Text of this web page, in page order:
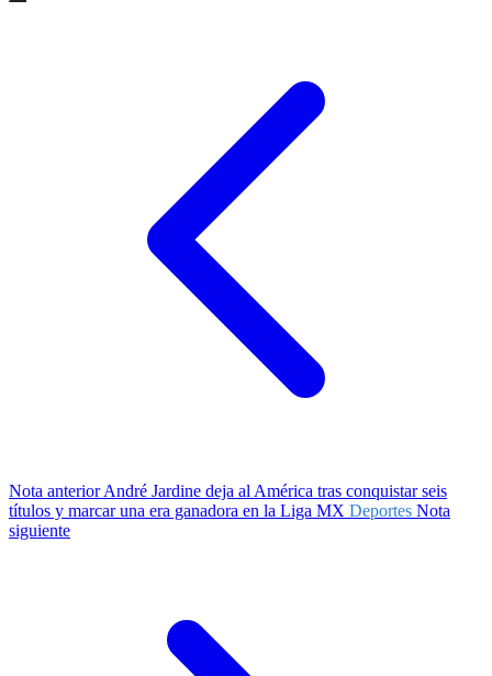
Nota anteriorAndré Jardine deja al América tras conquistar seis
títulos y marcar una era ganadora en la Liga MX Deportes Nota
siguiente